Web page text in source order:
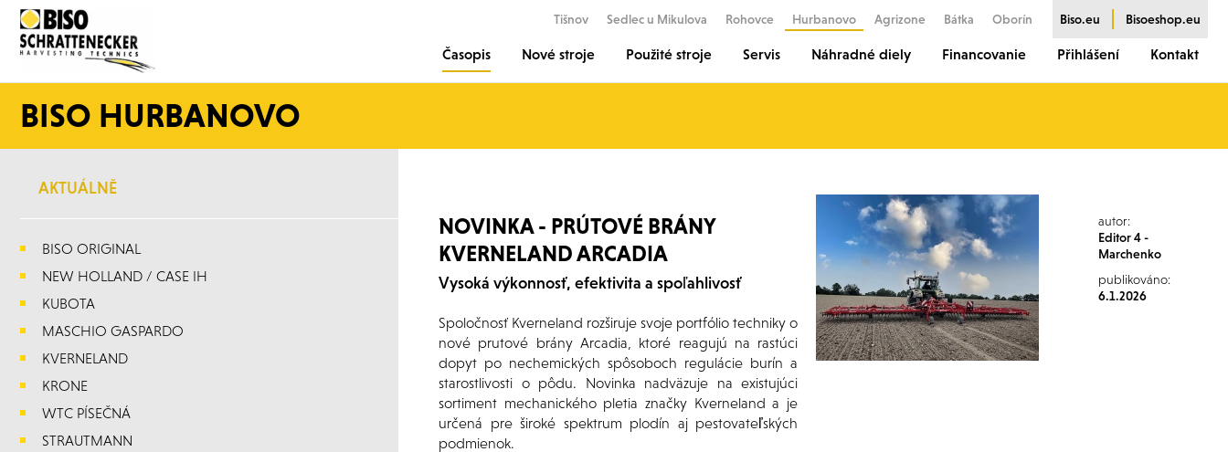
Tišnov Sedlec u Mikulova Rohovce Hurbanovo Agrizone Bátka Oborín Biso.eu Bisoeshop.eu
Časopis Nové stroje Použité stroje Servis Náhradné diely Financovanie Přihlášení Kontakt
BISO HURBANOVO
AKTUÁLNĚ
BISO ORIGINAL
NEW HOLLAND / CASE IH
KUBOTA
MASCHIO GASPARDO
KVERNELAND
KRONE
WTC PÍSEČNÁ
STRAUTMANN
NOVINKA - PRÚTOVÉ BRÁNY
KVERNELAND ARCADIA
Vysoká výkonnosť, efektivita a spoľahlivosť
autor:
Editor 4 -
Marchenko
publikováno:
6.1.2026
Spoločnosť Kverneland rozširuje svoje portfólio techniky o
nové prutové brány Arcadia, ktoré reagujú na rastúci
dopyt po nechemických spôsoboch regulácie burín a
starostlivosti o pôdu. Novinka nadväzuje na existujúci
sortiment mechanického pletia značky Kverneland a je
určená pre široké spektrum plodín aj pestovateľských
podmienok.